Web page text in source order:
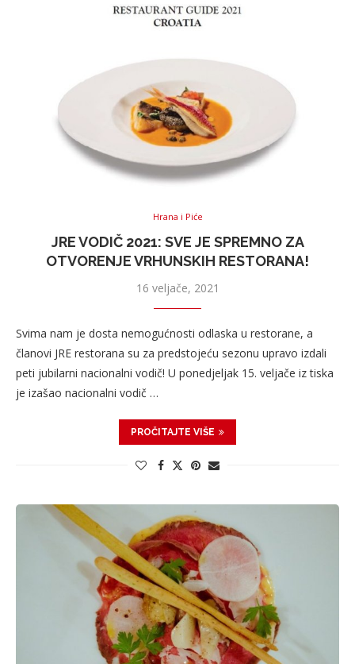
Hrana i Piće
JRE VODIČ 2021: SVE JE SPREMNO ZA
OTVORENJE VRHUNSKIH RESTORANA!
16 veljače, 2021
Svima nam je dosta nemogućnosti odlaska u restorane, a
članovi JRE restorana su za predstojeću sezonu upravo izdali
peti jubilarni nacionalni vodič! U ponedjeljak 15. veljače iz tiska
je izašao nacionalni vodič …
PROČITAJTE VIŠE